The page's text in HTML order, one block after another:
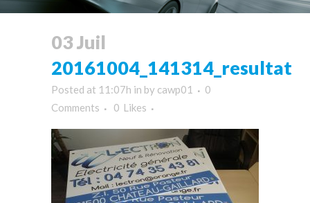
03 Juil
20161004_141314_resultat
Posted at 11:07h in by cawp01
0
Comments
0 Likes